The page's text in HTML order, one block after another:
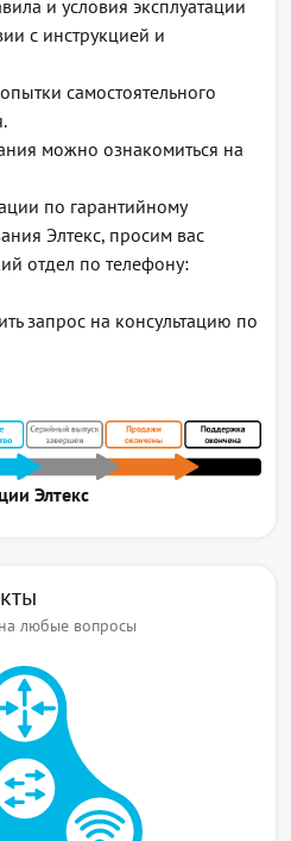
4×10G интерфейсов в
Ethernet посредством
коннектов
(IEEE 802.1d)
802.1q)
802.1ad) с возможностью
pop/swap/replace
Spanning Tree (STP, RSTP,
для бридж-доменов
L3
unicast-маршрутизации
Protocol (BGP)
для IPv4 unicast
маршрутов (routemap,
по политикам (Policy-
и условия эксплуатации
с инструкцией и
самостоятельного
можно ознакомиться на
по гарантийному
Элтекс, просим вас
отдел по телефону:
запрос на консультацию по
Элтекс
любые вопросы